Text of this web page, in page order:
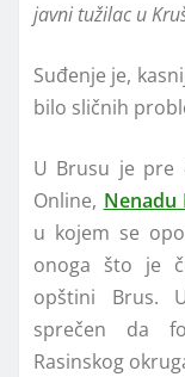
javni tužilac u
Suđenje je,
bilo sličnih
U Brusu je pre
Online, Nenadu
u kojem se
onoga što je
opštini Brus.
sprečen da
Rasinskog